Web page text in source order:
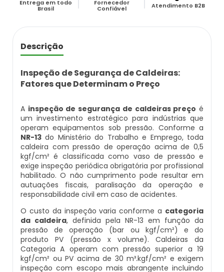
Caldeira Flamotubular Venda
Caldeira Flamotubular Vertical
Caldeira Fogotubular
Caldeira Fogotubular Horizontal
Caldeira Fogotubular Vertical
Caldeira Horizontal
Caldeira Industrial
Caldeira Industrial A Gás
Caldeira Industrial A Lenha
Caldeira Industrial Preço
Caldeira Vertical
Empresas Que Inspecionam Caldeiras
Inspeção De Caldeiras A Vapor
Inspeção De Caldeiras E Vasos De Pressão
Inspeção De Caldeiras Flamotubulares
Inspeção De Caldeiras Preço
Inspeção De Caldeiras Profissional
Habilitado
Inspeção De Integridade De Caldeiras
Inspeção De Integridade Em Caldeiras
Empresa Que Fazem Montagem De
Caldeiras
Empresas De Caldeiraria E Montagem
Industrial
Empresas De Montagem De Caldeiras
Manutenção De Caldeiras
Manutenção De Caldeiras A Gásoleo
Manutenção De Caldeiras A Lenha
Manutenção De Caldeiras A Vapor
Caldeira A Vapor Industrial A Venda
Caldeira A Vapor Para Cozinha Industrial
Caldeira A Vapor Para Sauna
Caldeira A Vapor Pequena
Caldeira A Vapor Preço
Caldeira A Vapor Vertical
Caldeira De Vapor
Caldeira De Vapor A Gás
Caldeira De Vapor A Venda
Caldeira De Vapor Eletrica
Caldeira Em Vapor
Caldeira A Gás Natural Preço
Caldeira A Gás Preço
Caldeira A Gás Roca
Caldeira A Gás Usada
Caldeira A Gás Vulcano
Caldeira De Aquecimento A Gás
Caldeira De Aquecimento Central A Gás
Caldeira Mural A Gás
Caldeira Mural A Gás Preço
Caldeira Mural A Gás Roca
Comprar Caldeira A Gás
Entrega em todo
Brasil
Fornecedor
Confiável Atendimento B2B
Descrição
Inspeção de Segurança de Caldeiras:
Fatores que Determinam o Preço
A inspeção de segurança de caldeiras preço é
um investimento estratégico para indústrias que
operam equipamentos sob pressão. Conforme a
NR-13 do Ministério do Trabalho e Emprego, toda
caldeira com pressão de operação acima de 0,5
kgf/cm² é classificada como vaso de pressão e
exige inspeção periódica obrigatória por profissional
habilitado. O não cumprimento pode resultar em
autuações fiscais, paralisação da operação e
responsabilidade civil em caso de acidentes.
O custo da inspeção varia conforme a categoria
da caldeira, definida pela NR-13 em função da
pressão de operação (bar ou kgf/cm²) e do
produto PV (pressão x volume). Caldeiras da
Categoria A operam com pressão superior a 19
kgf/cm² ou PV acima de 30 m³.kgf/cm² e exigem
inspeção com escopo mais abrangente incluindo